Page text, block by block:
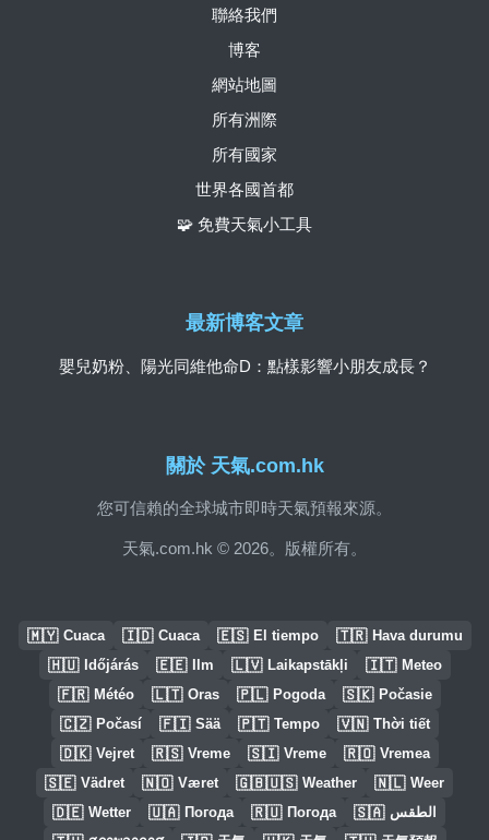
關於 天氣.com.hk
您可信賴的全球城市即時天氣預報來源。
天氣.com.hk © 2026。版權所有。
聯絡我們
博客
網站地圖
所有洲際
所有國家
世界各國首都
🧩 免費天氣小工具
最新博客文章
嬰兒奶粉、陽光同維他命D：點樣影響小朋友成長？
🇲🇾 Cuaca 🇮🇩 Cuaca 🇪🇸 El tiempo 🇹🇷 Hava durumu
🇭🇺 Időjárás 🇪🇪 Ilm 🇱🇻 Laikapstākļi 🇮🇹 Meteo
🇫🇷 Météo 🇱🇹 Oras 🇵🇱 Pogoda 🇸🇰 Počasie
🇨🇿 Počasí 🇫🇮 Sää 🇵🇹 Tempo 🇻🇳 Thời tiết
🇩🇰 Vejret 🇷🇸 Vreme 🇸🇮 Vreme 🇷🇴 Vremea
🇸🇪 Vädret 🇳🇴 Været 🇬🇧🇺🇸 Weather 🇳🇱 Weer
🇩🇪 Wetter 🇺🇦 Погода 🇷🇺 Погода 🇸🇦 الطقس